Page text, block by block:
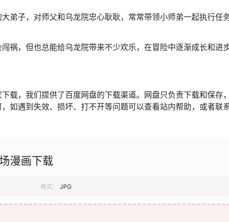
弟子，对师父和乌龙院忠心耿耿，常常带领小师弟一起执行任
祸，但也总能给乌龙院带来不少欢乐，在冒险中逐渐成长和进步
载，我们提供了百度网盘的下载渠道。网盘只负责下载和保存
如遇到失效、损坏、打不开等问题可以查看站内帮助，或者联
漫画下载
格式： JPG